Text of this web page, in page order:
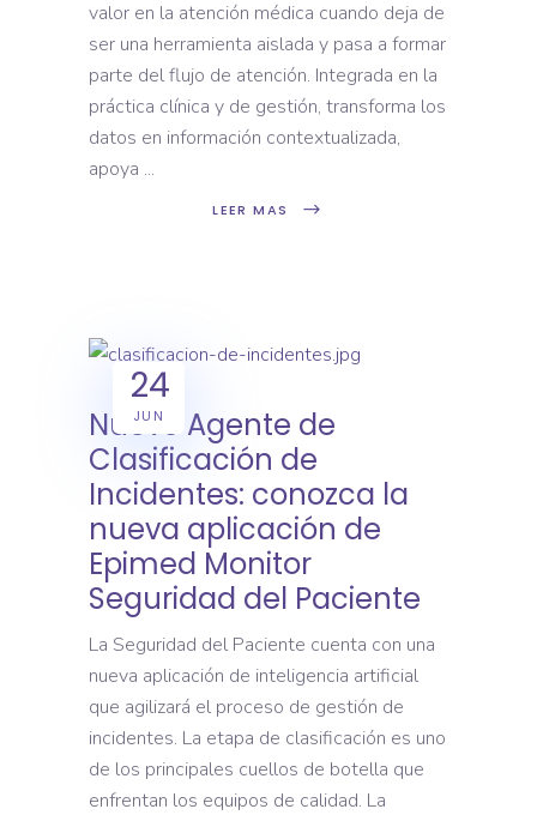
valor en la atención médica cuando deja de
ser una herramienta aislada y pasa a formar
parte del flujo de atención. Integrada en la
práctica clínica y de gestión, transforma los
datos en información contextualizada,
apoya
LEER MAS
24
JUN
Nuevo Agente de
Clasificación de
Incidentes: conozca la
nueva aplicación de
Epimed Monitor
Seguridad del Paciente
La Seguridad del Paciente cuenta con una
nueva aplicación de inteligencia artificial
que agilizará el proceso de gestión de
incidentes. La etapa de clasificación es uno
de los principales cuellos de botella que
enfrentan los equipos de calidad. La